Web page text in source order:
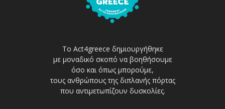
Το Act4greece δημιουργήθηκε
με μοναδικό σκοπό να βοηθήσουμε
όσο και όπως μπορούμε,
τους ανθρώπους της διπλανής πόρτας
που αντιμετωπίζουν δυσκολίες.